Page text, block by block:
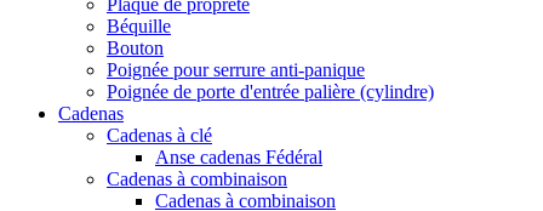
Plaque de propreté
Béquille
Bouton
Poignée pour serrure anti-panique
Poignée de porte d'entrée palière (cylindre)
Cadenas
Cadenas à clé
Anse cadenas Fédéral
Cadenas à combinaison
Cadenas à combinaison